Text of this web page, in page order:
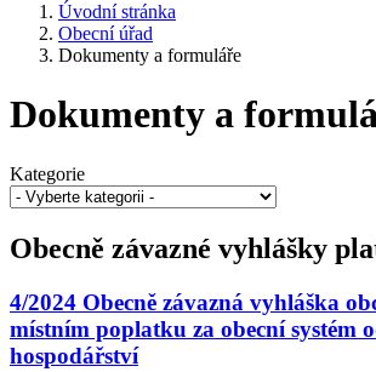
Úvodní stránka
Obecní úřad
Dokumenty a formuláře
Dokumenty a
Kategorie
Obecně závazné vyhlášky
4/2024 Obecně závazná vyhláška
místním poplatku za obecní systém
hospodářství